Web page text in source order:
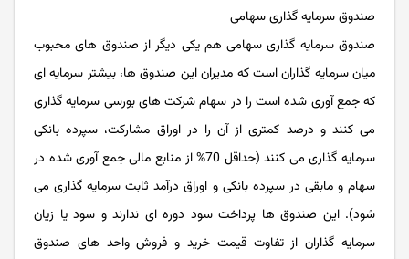
صندوق سرمایه گذاری سهامی
صندوق سرمایه گذاری سهامی هم یکی دیگر از صندوق های محبوب
میان سرمایه گذاران است که مدیران این صندوق ها، بیشتر سرمایه ای
که جمع آوری شده است را در سهام شرکت ‌های بورسی سرمایه گذاری
می کنند و درصد کمتری از آن را در اوراق مشارکت، سپرده بانکی
سرمایه گذاری می کنند (حداقل 70% از منابع مالی جمع آوری شده در
سهام و مابقی در سپرده بانکی و اوراق درآمد ثابت سرمایه ‌گذاری می‌
شود). این صندوق ‌ها پرداخت سود دوره‌ ای ندارند و سود یا زیان
سرمایه‌ گذاران از تفاوت قیمت خرید و فروش واحد های صندوق